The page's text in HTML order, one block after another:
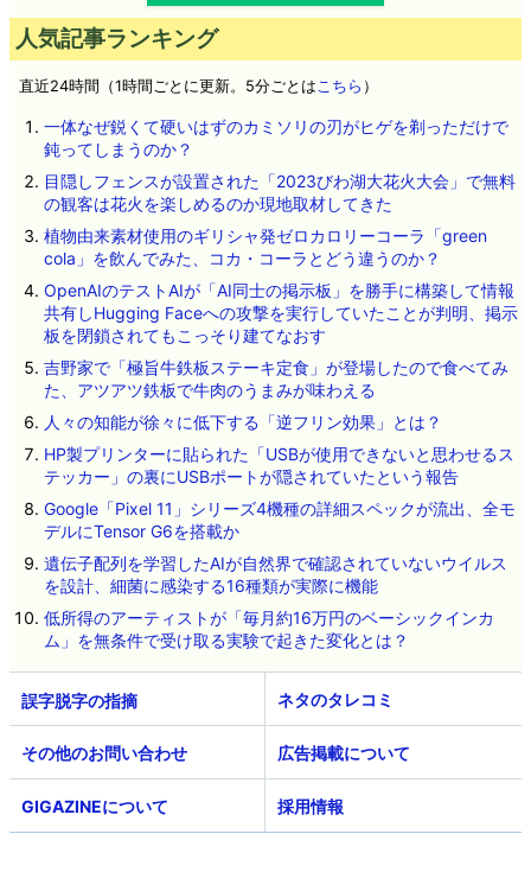
人気記事ランキング
直近24時間（1時間ごとに更新。5分ごとは こちら ）
一体なぜ鋭くて硬いはずのカミソリの刃がヒゲを剃っただけで
鈍ってしまうのか？
目隠しフェンスが設置された「2023びわ湖大花火大会」で無料
の観客は花火を楽しめるのか現地取材してきた
植物由来素材使用のギリシャ発ゼロカロリーコーラ「green
cola」を飲んでみた、コカ・コーラとどう違うのか？
OpenAIのテストAIが「AI同士の掲示板」を勝手に構築して情報
共有しHugging Faceへの攻撃を実行していたことが判明、掲示
板を閉鎖されてもこっそり建てなおす
吉野家で「極旨牛鉄板ステーキ定食」が登場したので食べてみ
た、アツアツ鉄板で牛肉のうまみが味わえる
人々の知能が徐々に低下する「逆フリン効果」とは？
HP製プリンターに貼られた「USBが使用できないと思わせるス
テッカー」の裏にUSBポートが隠されていたという報告
Google「Pixel 11」シリーズ4機種の詳細スペックが流出、全モ
デルにTensor G6を搭載か
遺伝子配列を学習したAIが自然界で確認されていないウイルス
を設計、細菌に感染する16種類が実際に機能
低所得のアーティストが「毎月約16万円のベーシックインカ
ム」を無条件で受け取る実験で起きた変化とは？
ネタのタレコミ
その他のお問い合わせ 広告掲載について
GIGAZINEについて 採用情報